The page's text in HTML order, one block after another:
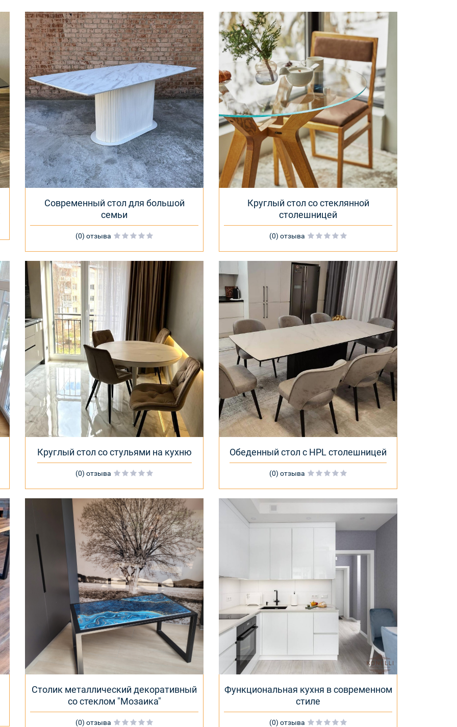
Современный стол для большой
семьи
(0) отзыва
Круглый стол со стеклянной
столешницей
(0) отзыва
Круглый стол со стульями на кухню
(0) отзыва
Обеденный стол с HPL столешницей
(0) отзыва
Столик металлический декоративный
со стеклом "Мозаика"
(0) отзыва
Функциональная кухня в современном
стиле
(0) отзыва